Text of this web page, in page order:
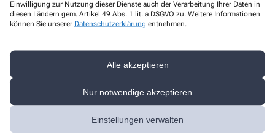
Einwilligung zur Nutzung dieser Dienste auch der Verarbeitung Ihrer Daten in
diesen Ländern gem. Artikel 49 Abs. 1 lit. a DSGVO zu. Weitere Informationen
können Sie unserer Datenschutzerklärung entnehmen.
Alle akzeptieren
Nur notwendige akzeptieren
Einstellungen verwalten
info@apotheke-am-ring-mayen.de
Apotheke am Ring